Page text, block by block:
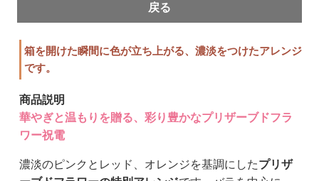
箱を開けた瞬間に色が立ち上がる、濃淡をつけたアレンジ
です。
商品説明
華やぎと温もりを贈る、彩り豊かなプリザーブドフラ
ワー祝電
濃淡のピンクとレッド、オレンジを基調にしたプリザ
戻る